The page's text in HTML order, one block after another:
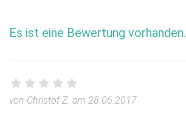
Es ist eine Bewertung vorhanden.
von Christof Z. am 28.06.2017